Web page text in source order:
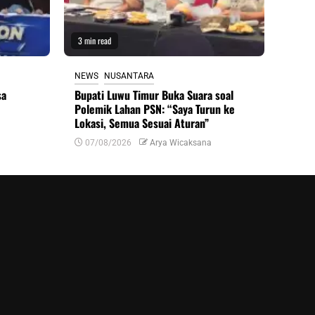
3 min read
NEWS NUSANTARA
Bupati Luwu Timur Buka Suara soal
Polemik Lahan PSN: “Saya Turun ke
Lokasi, Semua Sesuai Aturan”
07/08/2026 Arya Wicaksana